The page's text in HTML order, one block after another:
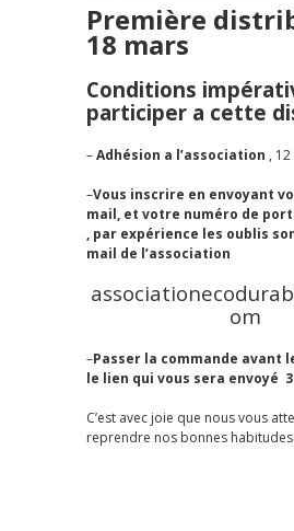
Première
18 mars
Conditions
participer a cette
–Adhésion a l’association ,
–Vous inscrire en envoyant
mail, et votre numéro de
, par expérience les oublis
mail de l’association
om
–Passer la commande avant
le lien qui vous sera envoyé 3
C’est avec joie que nous vous
reprendre nos bonnes habitudes